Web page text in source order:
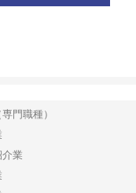
門職種）
介業